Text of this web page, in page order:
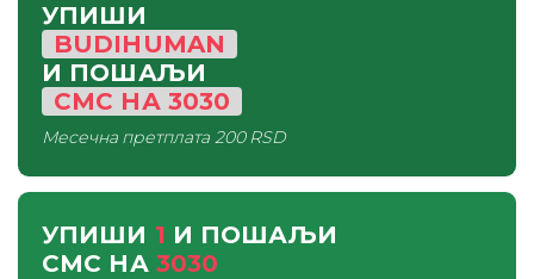
УПИШИ
BUDIHUMAN
И ПОШАЉИ
СМС НА3030
Месечна претплата200 RSD
УПИШИ 1 И ПОШАЉИ
СМС НА 3030